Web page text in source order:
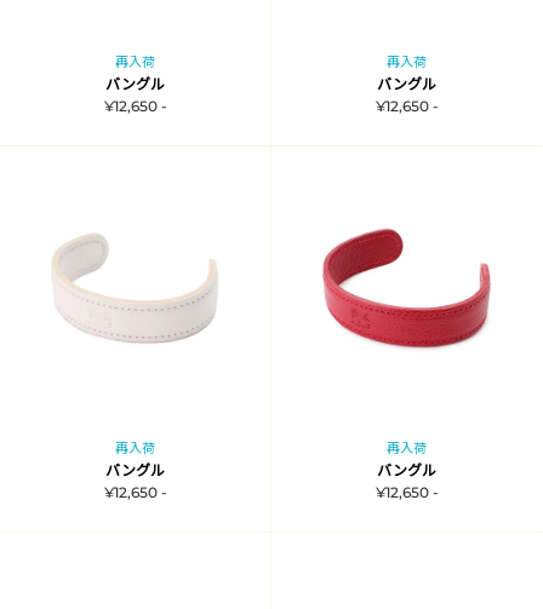
再入荷
バングル
¥12,650 -
再入荷
バングル
¥12,650 -
再入荷
バングル
¥12,650 -
再入荷
バングル
¥12,650 -